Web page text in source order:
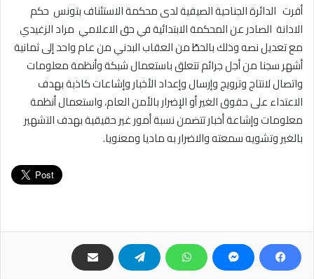
أقرت الدائرة الجناحية الصيفية لدى محكمة الاستئناف بتونس حكم
الادانة الصادر عن المحكمة الابتدائية في حق الاعلامي مراد الزغيدي
مع تعديل نصه وذلك بالحطّ من العقاب البدني من عام واحد إلى ثمانية
أشهر سجنا من أجل جرائم تتعلق باستعمال شبكة وأنظمة معلومات
واتصال لانتاج وترويج وإرسال وإعداد الأخبار وإشاعات كاذبة بهدف
الاعتداء على حقوق الغير أو الإضرار بالأمن العام، واستعمال أنظمة
معلومات وإشاعة أخبار تتضمن نسبة أمور غير حقيقية بهدف التشهير
بالغير وتشويه سمعته والاضرار به ماديا ومعنويا.